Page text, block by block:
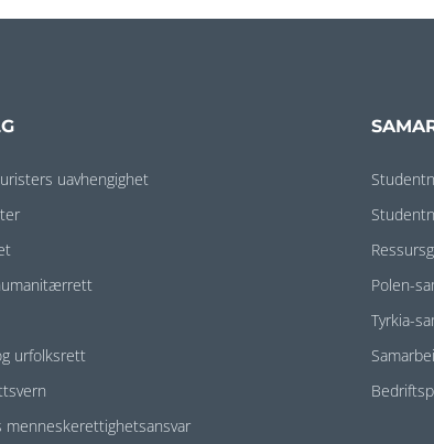
uavhengighet
urfolksrett
menneskerettighetsansvar
Polen-
Tyrkia-